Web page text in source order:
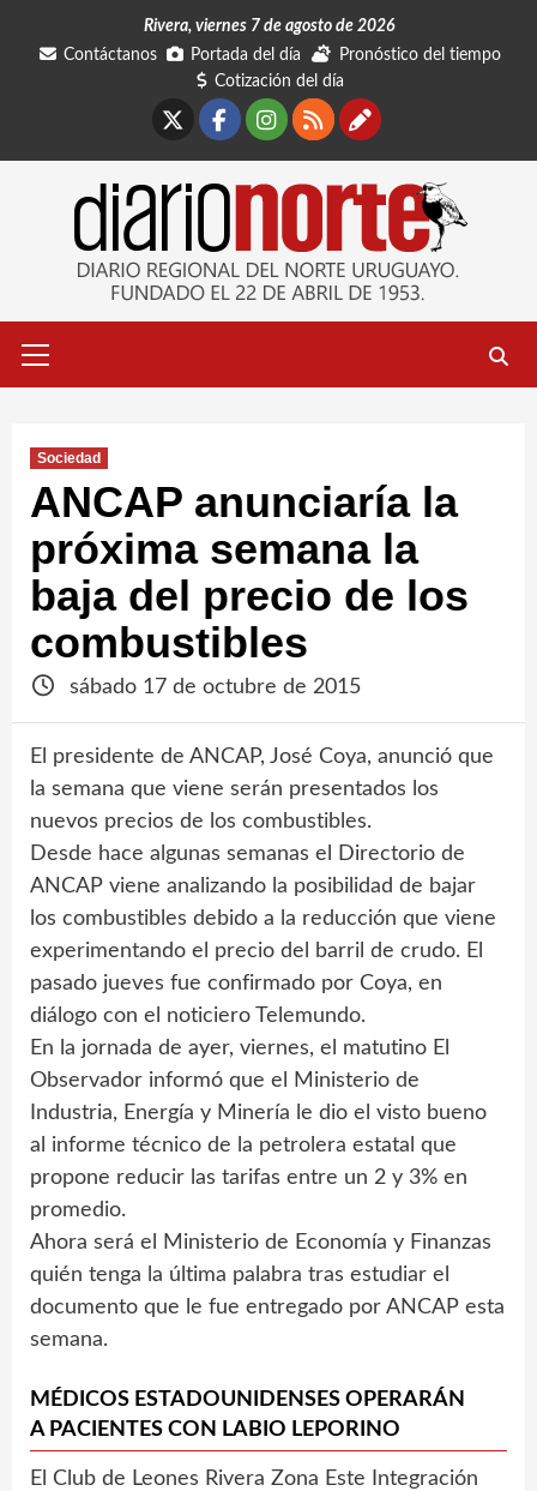
Rivera, viernes 7 de agosto de 2026
Contáctanos
Portada del día
Pronóstico del tiempo
Cotización del día
Facebook
Instagram
RSSContáctanos
primario
Sociedad
ANCAP anunciaría la
próxima semana la
baja del precio de los
combustibles
sábado 17 de octubre de 2015
El presidente de ANCAP, José Coya, anunció que
la semana que viene serán presentados los
nuevos precios de los combustibles.
Desde hace algunas semanas el Directorio de
ANCAP viene analizando la posibilidad de bajar
los combustibles debido a la reducción que viene
experimentando el precio del barril de crudo. El
pasado jueves fue confirmado por Coya, en
diálogo con el noticiero Telemundo.
En la jornada de ayer, viernes, el matutino El
Observador informó que el Ministerio de
Industria, Energía y Minería le dio el visto bueno
al informe técnico de la petrolera estatal que
propone reducir las tarifas entre un 2 y 3% en
promedio.
Ahora será el Ministerio de Economía y Finanzas
quién tenga la última palabra tras estudiar el
documento que le fue entregado por ANCAP esta
semana.
MÉDICOS ESTADOUNIDENSES OPERARÁN
A PACIENTES CON LABIO LEPORINO
El Club de Leones Rivera Zona Este Integración